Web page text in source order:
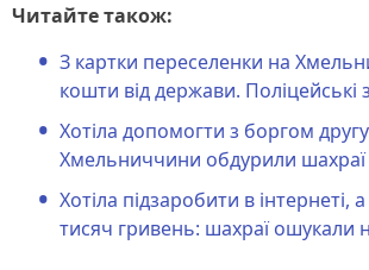
Читайте також:
З картки переселенки на
кошти від держави. Поліцейські
Хотіла допомогти з боргом
Хмельниччини обдурили шахраї
Хотіла підзаробити в інтернеті,
тисяч гривень: шахраї ошукали